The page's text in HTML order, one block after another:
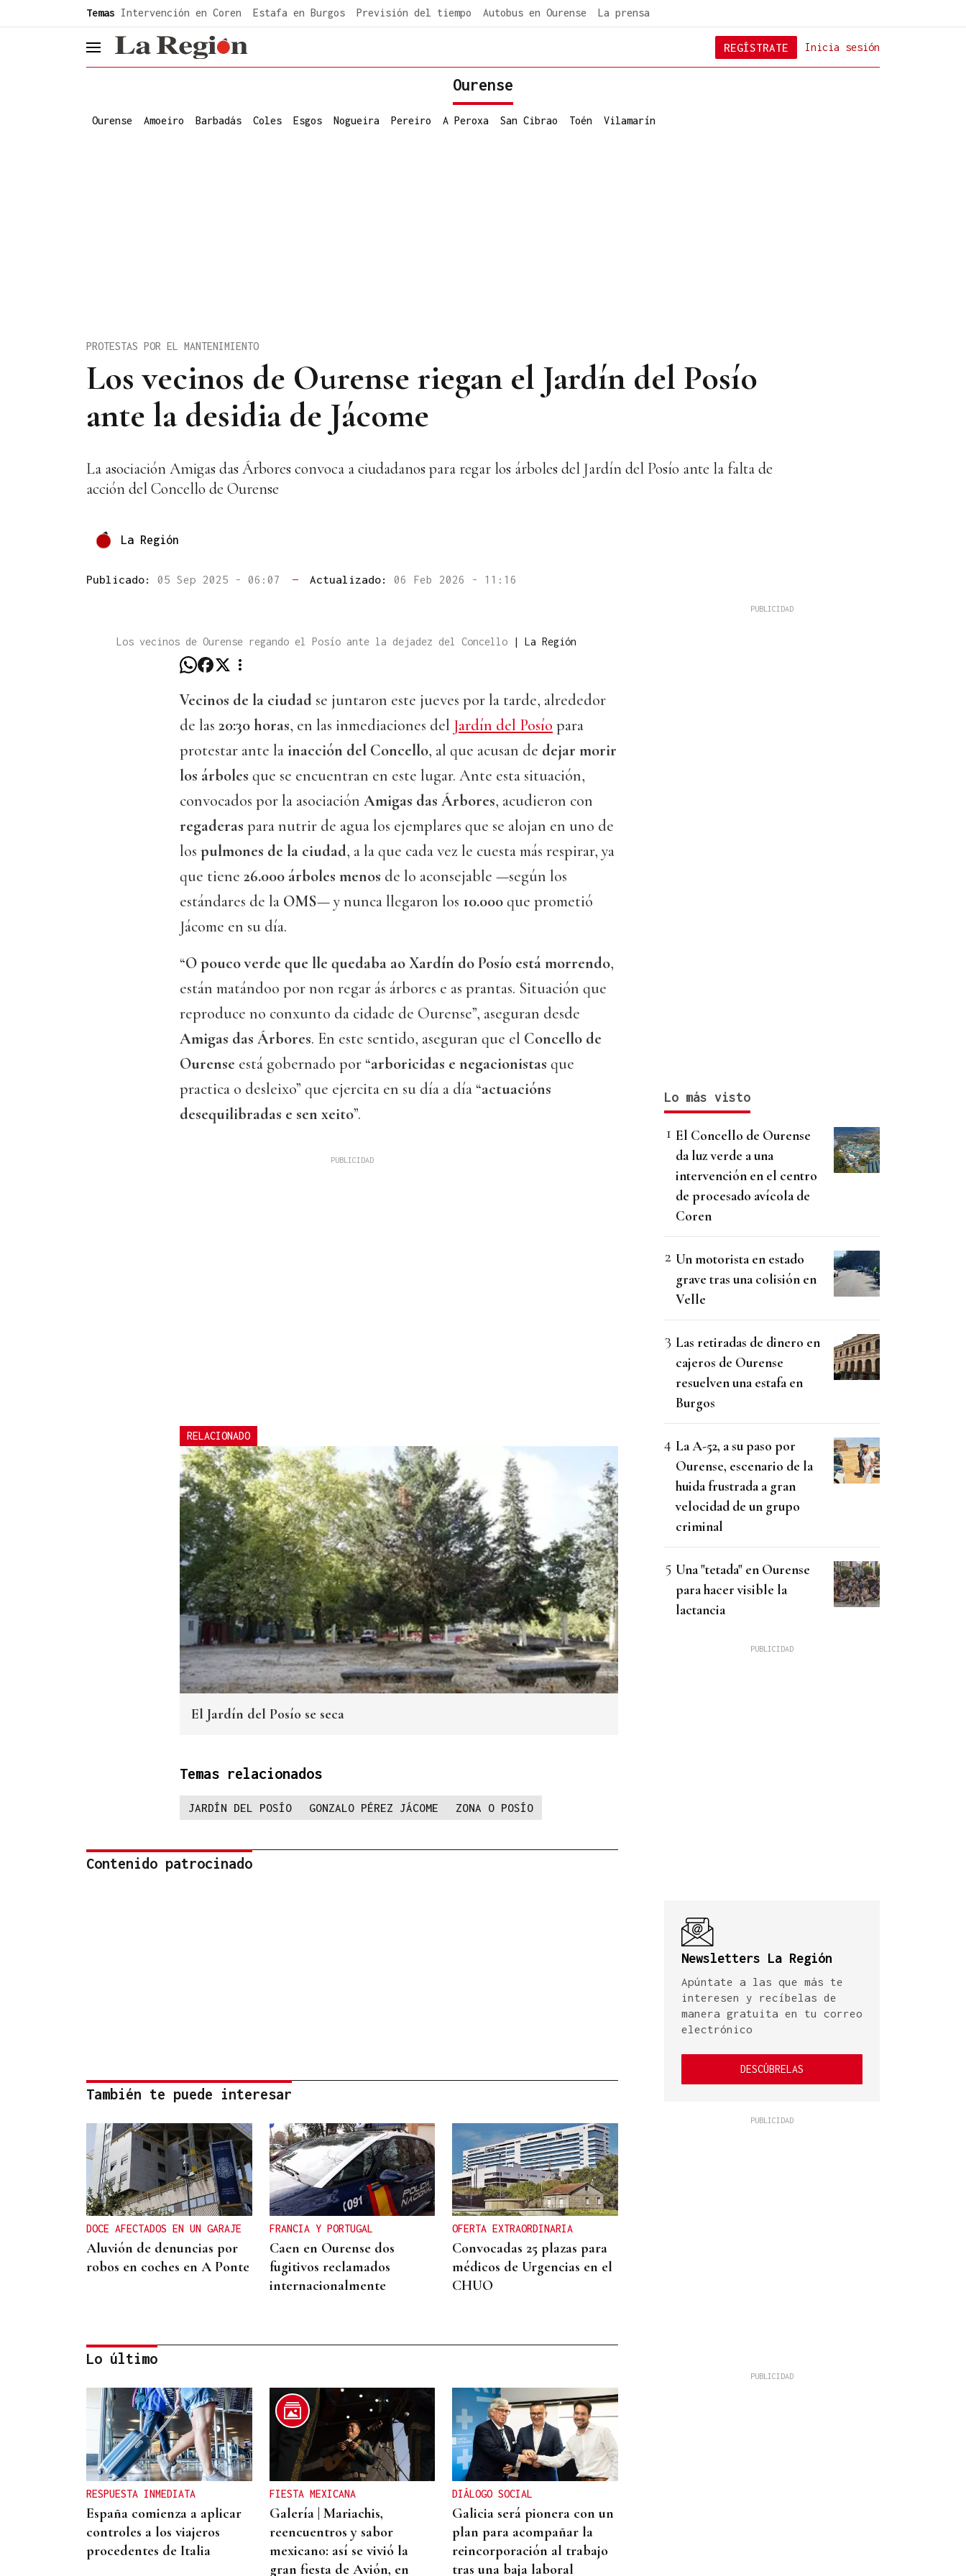
Temas Intervención en Coren Estafa en Burgos Previsión del tiempo Autobus en Ourense La prensa
header.menu.open Inicia sesión
REGÍSTRATE
Ourense
Ourense Amoeiro Barbadás Coles Esgos Nogueira Pereiro A Peroxa San Cibrao Toén Vilamarín
Los vecinos de Ourense riegan el Jardín del Posío
ante la desidia de Jácome
PROTESTAS POR EL MANTENIMIENTO
La asociación Amigas das Árbores convoca a ciudadanos para regar los árboles del Jardín del Posío ante la falta de
acción del Concello de Ourense
La Región
Publicado: 05 Sep 2025 - 06:07 — Actualizado: 06 Feb 2026 - 11:16
Los vecinos de Ourense regando el Posío ante la dejadez del Concello | La Región
Vecinos de la ciudad se juntaron este jueves por la tarde, alrededor
de las 20:30 horas, en las inmediaciones del Jardín del Posío para
protestar ante la inacción del Concello, al que acusan de dejar morir
los árboles que se encuentran en este lugar. Ante esta situación,
convocados por la asociación Amigas das Árbores, acudieron con
regaderas para nutrir de agua los ejemplares que se alojan en uno de
los pulmones de la ciudad, a la que cada vez le cuesta más respirar, ya
que tiene 26.000 árboles menos de lo aconsejable —según los
estándares de la OMS— y nunca llegaron los 10.000que prometió
Jácome en su día.
“O pouco verde que lle quedaba ao Xardín do Posío está morrendo,
están matándoo por non regar ás árbores e as prantas. Situación que
reproduce no conxunto da cidade de Ourense”, aseguran desde
Amigas das Árbores. En este sentido, aseguran que el Concello de
Ourense está gobernado por “arboricidas e negacionistas que
practica o desleixo” que ejercita en su día a día “actuacións
desequilibradas e sen xeito”.
RELACIONADO
El Jardín del Posío se seca
Temas relacionados
JARDÍN DEL POSÍO GONZALO PÉREZ JÁCOME ZONA O POSÍO
Contenido patrocinado
También te puede interesar
DOCE AFECTADOS EN UN GARAJE
Aluvión de denuncias por
robos en coches en A Ponte
FRANCIA Y PORTUGAL
Caen en Ourense dos
fugitivos reclamados
internacionalmente
OFERTA EXTRAORDINARIA
Convocadas 25 plazas para
médicos de Urgencias en el
CHUO
RESOLUCIÓN DEL TRIBUNAL
El Concello de Ourense,
sitiado tras caer la
adjudicación del autobús
Lo último
RESPUESTA INMEDIATA
España comienza a aplicar
controles a los viajeros
procedentes de Italia
FIESTA MEXICANA
Galería | Mariachis,
reencuentros y sabor
mexicano: así se vivió la
gran fiesta de Avión, en
DIÁLOGO SOCIAL
Galicia será pionera con un
plan para acompañar la
reincorporación al trabajo
tras una baja laboral
Lo más visto
El Concello de Ourense
da luz verde a una
intervención en el centro
de procesado avícola de
Coren
Un motorista en estado
grave tras una colisión en
Velle
Las retiradas de dinero en
cajeros de Ourense
resuelven una estafa en
Burgos
La A-52, a su paso por
Ourense, escenario de la
huida frustrada a gran
velocidad de un grupo
criminal
Una "tetada" en Ourense
para hacer visible la
lactancia
Newsletters La Región
Apúntate a las que más te
interesen y recíbelas de
manera gratuita en tu correo
electrónico
DESCÚBRELAS